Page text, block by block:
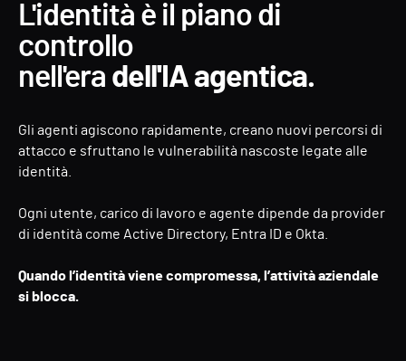
L'identità è il piano di
controllo
nell'era dell'IA agentica.
Gli agenti agiscono rapidamente, creano nuovi percorsi di
attacco e sfruttano le vulnerabilità nascoste legate alle
identità.
Ogni utente, carico di lavoro e agente dipende da provider
di identità come Active Directory, Entra ID e Okta.
Quando l’identità viene compromessa, l’attività aziendale
si blocca.